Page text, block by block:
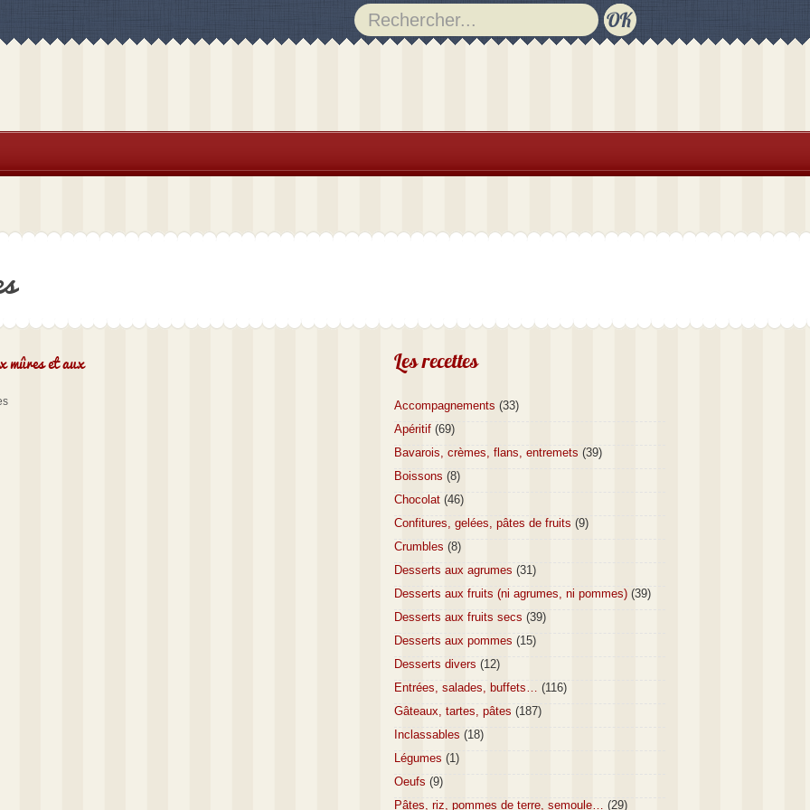
mûres et aux Les recettes
Accompagnements (33)
Apéritif (69)
Bavarois, crèmes, flans, entremets (39)
Boissons (8)
Chocolat (46)
Confitures, gelées, pâtes de fruits (9)
Crumbles (8)
Desserts aux agrumes (31)
Desserts aux fruits (ni agrumes, ni pommes) (39)
Desserts aux fruits secs (39)
Desserts aux pommes (15)
Desserts divers (12)
Entrées, salades, buffets… (116)
Gâteaux, tartes, pâtes (187)
Inclassables (18)
Légumes (1)
Oeufs (9)
Pâtes, riz, pommes de terre, semoule… (29)